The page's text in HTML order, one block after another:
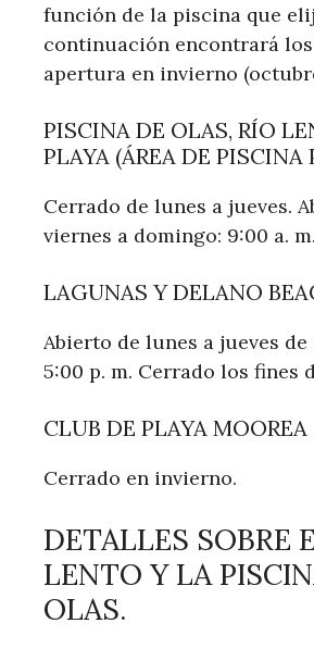
función de la piscina que
continuación encontrará
apertura en invierno
PISCINA DE OLAS, RÍO
PLAYA (ÁREA DE PISCINA
Cerrado de lunes a jueves.
viernes a domingo: 9:00 a.
LAGUNAS Y DELANO
Abierto de lunes a jueves de
5:00 p. m. Cerrado los fines
CLUB DE PLAYA MOOREA
Cerrado en invierno.
DETALLES SOBRE
LENTO Y LA
OLAS.